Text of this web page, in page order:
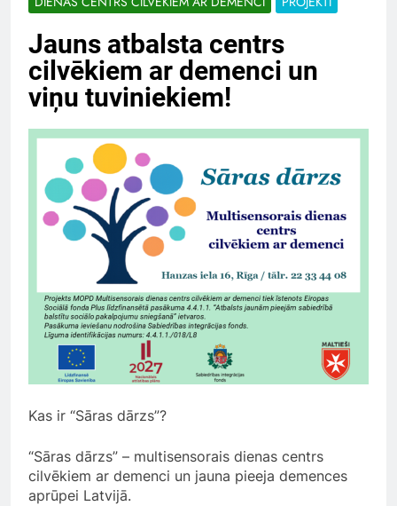
Jauns atbalsta centrs
cilvēkiem ar demenci un
viņu tuviniekiem!
Kas ir “Sāras dārzs”?
“Sāras dārzs” – multisensorais dienas centrs
cilvēkiem ar demenci un jauna pieeja demences
aprūpei Latvijā.